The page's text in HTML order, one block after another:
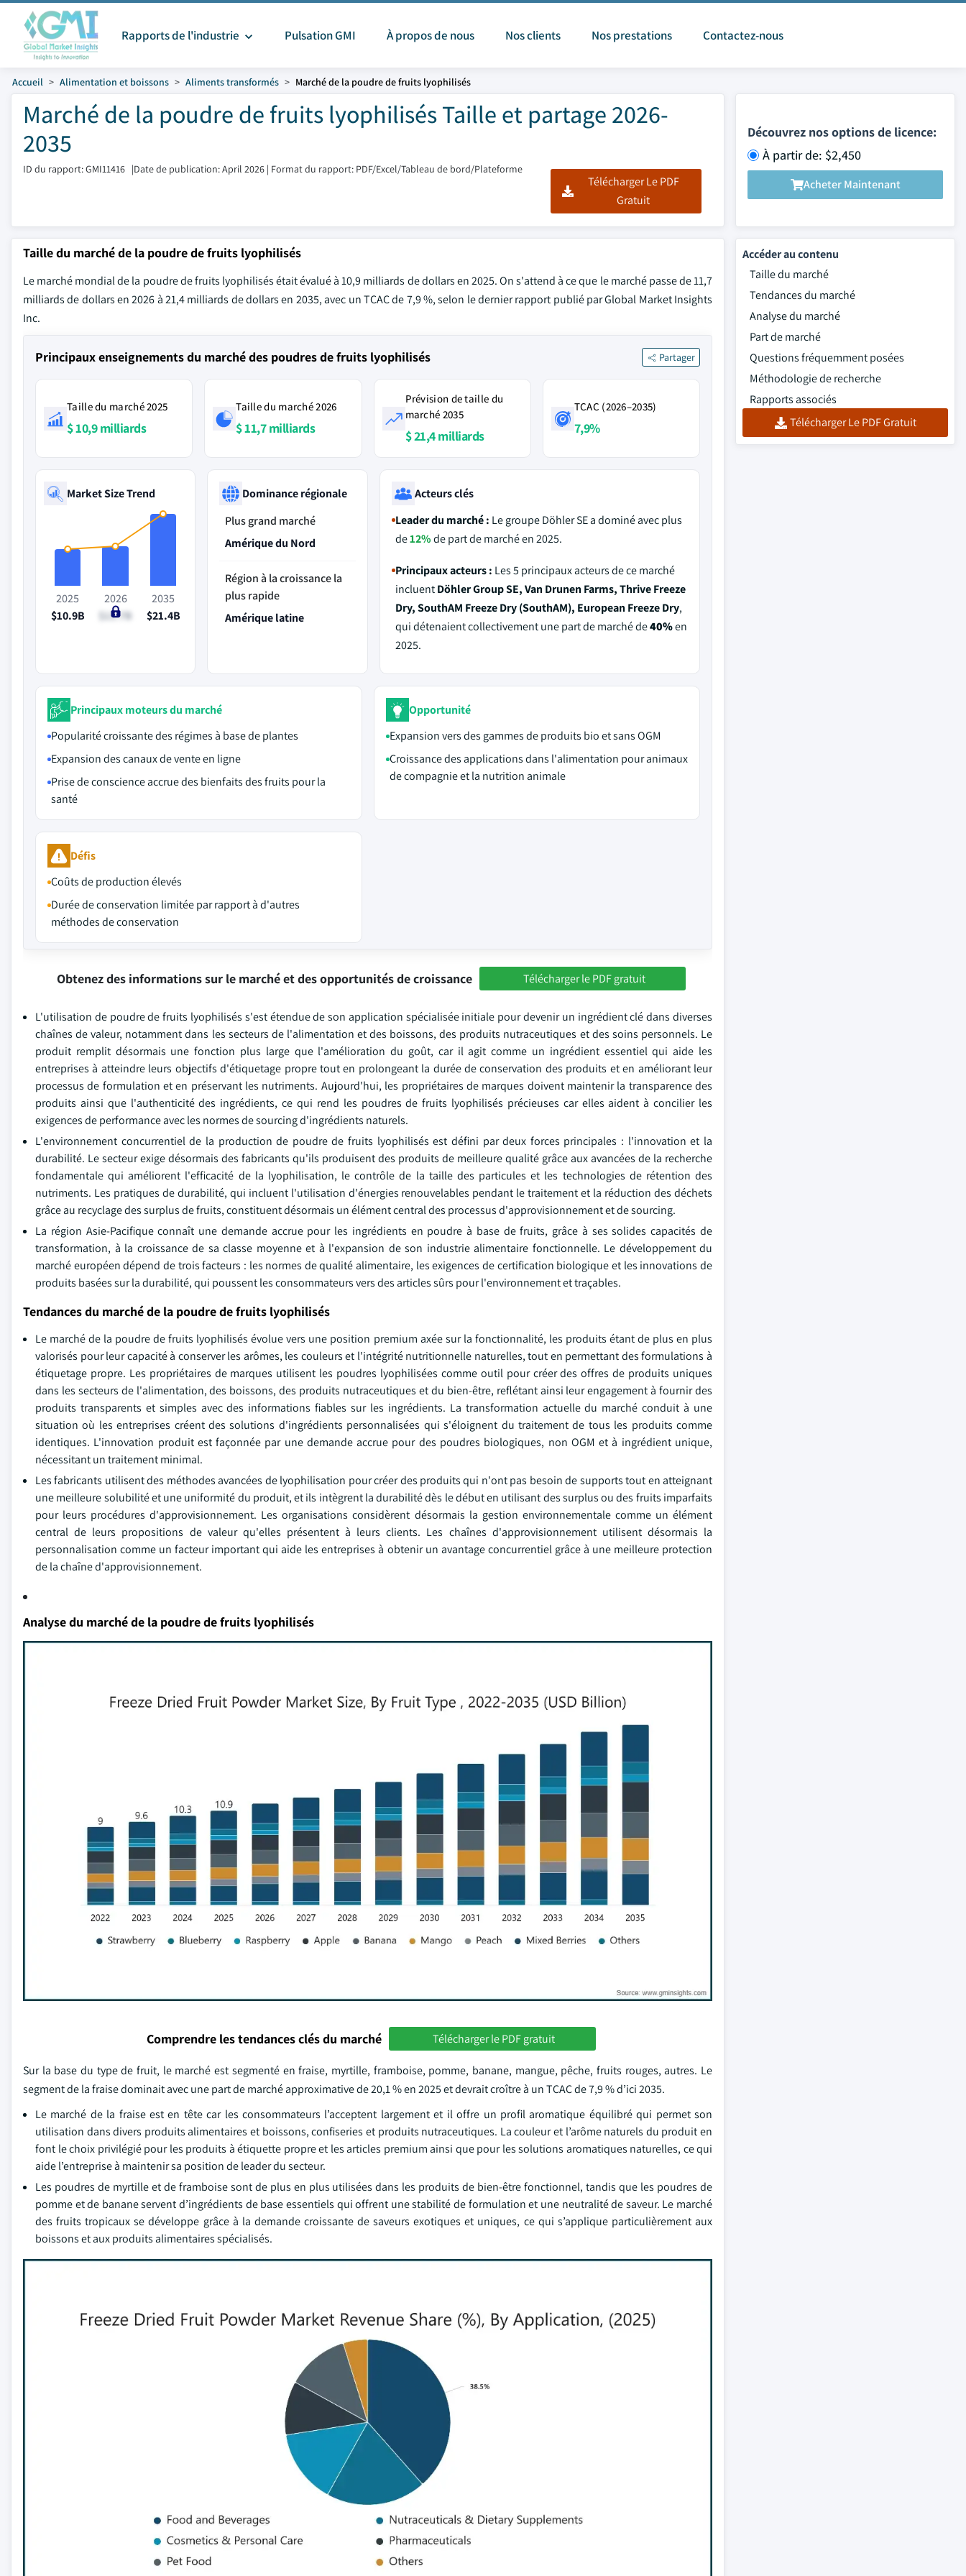
Rapports de l'industrie Pulsation GMI À propos de nous Nos clients Nos prestations Contactez-nous
Accueil Alimentation et boissons Aliments transformés Marché de la poudre de fruits lyophilisés
Marché de la poudre de fruits lyophilisés Taille et partage 2026-
2035
ID du rapport: GMI11416 |Date de publication: April 2026 | Format du rapport: PDF/Excel/Tableau de bord/Plateforme
Télécharger Le PDF
Gratuit
Découvrez nos options de licence:
À partir de: $2,450
Acheter Maintenant
Taille du marché de la poudre de fruits lyophilisés
Le marché mondial de la poudre de fruits lyophilisés était évalué à 10,9 milliards de dollars en 2025. On s'attend à ce que le marché passe de 11,7
milliards de dollars en 2026 à 21,4 milliards de dollars en 2035, avec un TCAC de 7,9 %, selon le dernier rapport publié par Global Market Insights
Inc.
Principaux enseignements du marché des poudres de fruits lyophilisés Partager
Taille du marché 2025
$ 10,9 milliards
Taille du marché 2026
$ 11,7 milliards
Prévision de taille du
marché 2035
$ 21,4 milliards
TCAC (2026–2035)
7,9%
Market Size Trend
2025
$10.9B
2026
$11.7B
2035
$21.4B
Dominance régionale
Plus grand marché
Amérique du Nord
Région à la croissance la
plus rapide
Amérique latine
Acteurs clés
Leader du marché : Le groupe Döhler SE a dominé avec plus
de12%de part de marché en 2025.
Principaux acteurs : Les 5 principaux acteurs de ce marché
incluentDöhler Group SE, Van Drunen Farms, Thrive Freeze
Dry, SouthAM Freeze Dry (SouthAM), European Freeze Dry,
qui détenaient collectivement une part de marché de40%en
2025.
Principaux moteurs du marché
Popularité croissante des régimes à base de plantes
Expansion des canaux de vente en ligne
Prise de conscience accrue des bienfaits des fruits pour la
santé
Opportunité
Expansion vers des gammes de produits bio et sans OGM
Croissance des applications dans l'alimentation pour animaux
de compagnie et la nutrition animale
Défis
Coûts de production élevés
Durée de conservation limitée par rapport à d'autres
méthodes de conservation
Obtenez des informations sur le marché et des opportunités de croissance Télécharger le PDF gratuit
L'utilisation de poudre de fruits lyophilisés s'est étendue de son application spécialisée initiale pour devenir un ingrédient clé dans diverses
chaînes de valeur, notamment dans les secteurs de l'alimentation et des boissons, des produits nutraceutiques et des soins personnels. Le
produit remplit désormais une fonction plus large que l'amélioration du goût, car il agit comme un ingrédient essentiel qui aide les
entreprises à atteindre leurs objectifs d'étiquetage propre tout en prolongeant la durée de conservation des produits et en améliorant leur
processus de formulation et en préservant les nutriments. Aujourd'hui, les propriétaires de marques doivent maintenir la transparence des
produits ainsi que l'authenticité des ingrédients, ce qui rend les poudres de fruits lyophilisés précieuses car elles aident à concilier les
exigences de performance avec les normes de sourcing d'ingrédients naturels.
L'environnement concurrentiel de la production de poudre de fruits lyophilisés est défini par deux forces principales : l'innovation et la
durabilité. Le secteur exige désormais des fabricants qu'ils produisent des produits de meilleure qualité grâce aux avancées de la recherche
fondamentale qui améliorent l'efficacité de la lyophilisation, le contrôle de la taille des particules et les technologies de rétention des
nutriments. Les pratiques de durabilité, qui incluent l'utilisation d'énergies renouvelables pendant le traitement et la réduction des déchets
grâce au recyclage des surplus de fruits, constituent désormais un élément central des processus d'approvisionnement et de sourcing.
La région Asie-Pacifique connaît une demande accrue pour les ingrédients en poudre à base de fruits, grâce à ses solides capacités de
transformation, à la croissance de sa classe moyenne et à l'expansion de son industrie alimentaire fonctionnelle. Le développement du
marché européen dépend de trois facteurs : les normes de qualité alimentaire, les exigences de certification biologique et les innovations de
produits basées sur la durabilité, qui poussent les consommateurs vers des articles sûrs pour l'environnement et traçables.
Tendances du marché de la poudre de fruits lyophilisés
Le marché de la poudre de fruits lyophilisés évolue vers une position premium axée sur la fonctionnalité, les produits étant de plus en plus
valorisés pour leur capacité à conserver les arômes, les couleurs et l'intégrité nutritionnelle naturelles, tout en permettant des formulations à
étiquetage propre. Les propriétaires de marques utilisent les poudres lyophilisées comme outil pour créer des offres de produits uniques
dans les secteurs de l'alimentation, des boissons, des produits nutraceutiques et du bien-être, reflétant ainsi leur engagement à fournir des
produits transparents et simples avec des informations fiables sur les ingrédients. La transformation actuelle du marché conduit à une
situation où les entreprises créent des solutions d'ingrédients personnalisées qui s'éloignent du traitement de tous les produits comme
identiques. L'innovation produit est façonnée par une demande accrue pour des poudres biologiques, non OGM et à ingrédient unique,
nécessitant un traitement minimal.
Les fabricants utilisent des méthodes avancées de lyophilisation pour créer des produits qui n'ont pas besoin de supports tout en atteignant
une meilleure solubilité et une uniformité du produit, et ils intègrent la durabilité dès le début en utilisant des surplus ou des fruits imparfaits
pour leurs procédures d'approvisionnement. Les organisations considèrent désormais la gestion environnementale comme un élément
central de leurs propositions de valeur qu'elles présentent à leurs clients. Les chaînes d'approvisionnement utilisent désormais la
personnalisation comme un facteur important qui aide les entreprises à obtenir un avantage concurrentiel grâce à une meilleure protection
de la chaîne d'approvisionnement.
Analyse du marché de la poudre de fruits lyophilisés
Comprendre les tendances clés du marché Télécharger le PDF gratuit
Sur la base du type de fruit, le marché est segmenté en fraise, myrtille, framboise, pomme, banane, mangue, pêche, fruits rouges, autres. Le
segment de la fraise dominait avec une part de marché approximative de 20,1 % en 2025 et devrait croître à un TCAC de 7,9 % d’ici 2035.
Le marché de la fraise est en tête car les consommateurs l’acceptent largement et il offre un profil aromatique équilibré qui permet son
utilisation dans divers produits alimentaires et boissons, confiseries et produits nutraceutiques. La couleur et l’arôme naturels du produit en
font le choix privilégié pour les produits à étiquette propre et les articles premium ainsi que pour les solutions aromatiques naturelles, ce qui
aide l’entreprise à maintenir sa position de leader du secteur.
Les poudres de myrtille et de framboise sont de plus en plus utilisées dans les produits de bien-être fonctionnel, tandis que les poudres de
pomme et de banane servent d’ingrédients de base essentiels qui offrent une stabilité de formulation et une neutralité de saveur. Le marché
des fruits tropicaux se développe grâce à la demande croissante de saveurs exotiques et uniques, ce qui s’applique particulièrement aux
boissons et aux produits alimentaires spécialisés.
Accéder au contenu
Taille du marché
Tendances du marché
Analyse du marché
Part de marché
Questions fréquemment posées
Méthodologie de recherche
Rapports associés
Télécharger Le PDF Gratuit